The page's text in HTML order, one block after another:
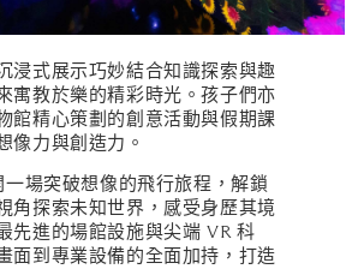
浸式展示巧妙結合知識探索與趣
寓教於樂的精彩時光。孩子們亦
館精心策劃的創意活動與假期課
像力與創造力。
一場突破想像的飛行旅程，解鎖
角探索未知世界，感受身歷其境
先進的場館設施與尖端 VR 科
面到專業設備的全面加持，打造